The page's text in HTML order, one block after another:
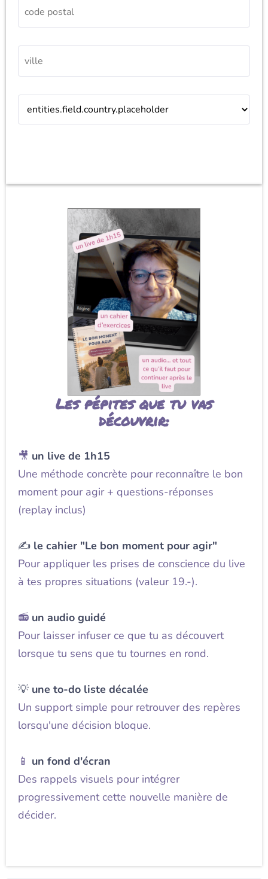
Les pépites que tu vas
découvrir:
🎥 un live de 1h15
Une méthode concrète pour reconnaître le bon
moment pour agir + questions-réponses
(replay inclus)
✍️ le cahier "Le bon moment pour agir"
Pour appliquer les prises de conscience du live
à tes propres situations (valeur 19.-).
📻 un audio guidé
Pour laisser infuser ce que tu as découvert
lorsque tu sens que tu tournes en rond.
💡 une to-do liste décalée
Un support simple pour retrouver des repères
lorsqu'une décision bloque.
📱 un fond d'écran
Des rappels visuels pour intégrer
progressivement cette nouvelle manière de
décider.